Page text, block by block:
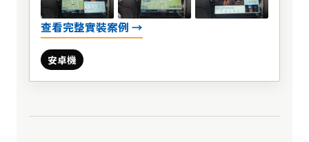
查看完整實裝案例 →
安卓機